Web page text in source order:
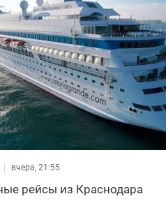
вчера, 21:55
рейсы из Краснодара